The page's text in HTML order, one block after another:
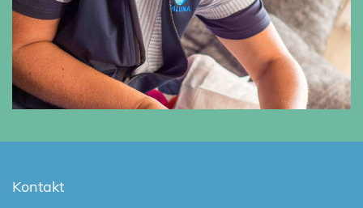
Kontakt